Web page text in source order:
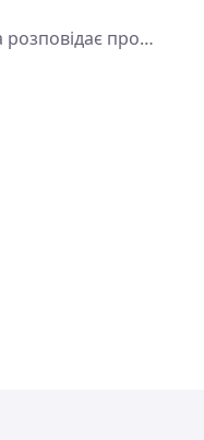
розповідає про…